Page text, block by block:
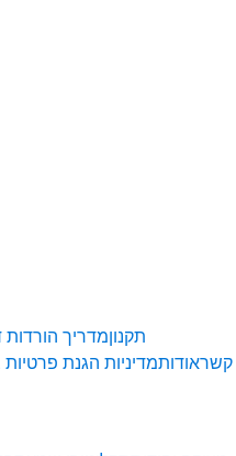
תקנוןמדריך הורדות
קשראודותמדיניות הגנת